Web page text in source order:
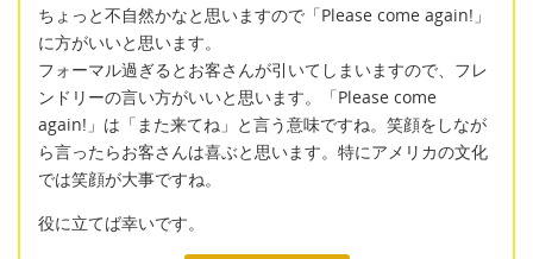
ちょっと不自然かなと思いますので「Please come again!」
に方がいいと思います。
フォーマル過ぎるとお客さんが引いてしまいますので、フレ
ンドリーの言い方がいいと思います。「Please come
again!」は「また来てね」と言う意味ですね。笑顔をしなが
ら言ったらお客さんは喜ぶと思います。特にアメリカの文化
では笑顔が大事ですね。
役に立てば幸いです。